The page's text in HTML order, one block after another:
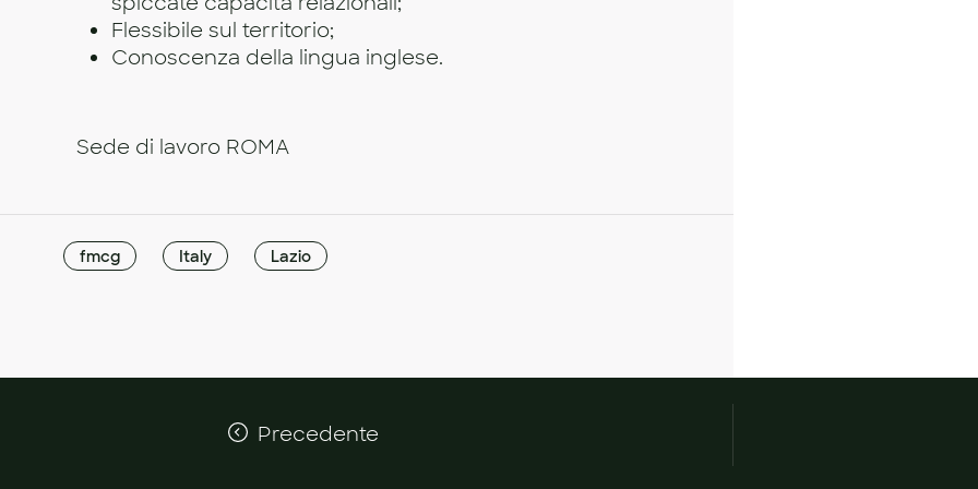
Flessibile sul territorio;
Conoscenza della lingua inglese.
Sede di lavoro ROMA
fmcg Italy Lazio
Precedente